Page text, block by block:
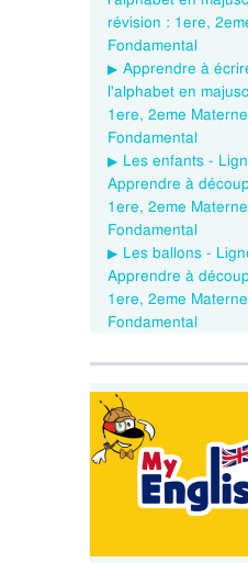
révision : 1ere,
Fondamental
Apprendre à
l'alphabet en
1ere, 2eme
Fondamental
Les enfants -
Apprendre à
1ere, 2eme
Fondamental
Les ballons -
Apprendre à
1ere, 2eme
Fondamental